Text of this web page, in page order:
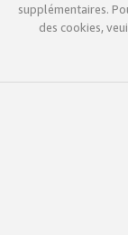
supplémentaires.
des cookies,